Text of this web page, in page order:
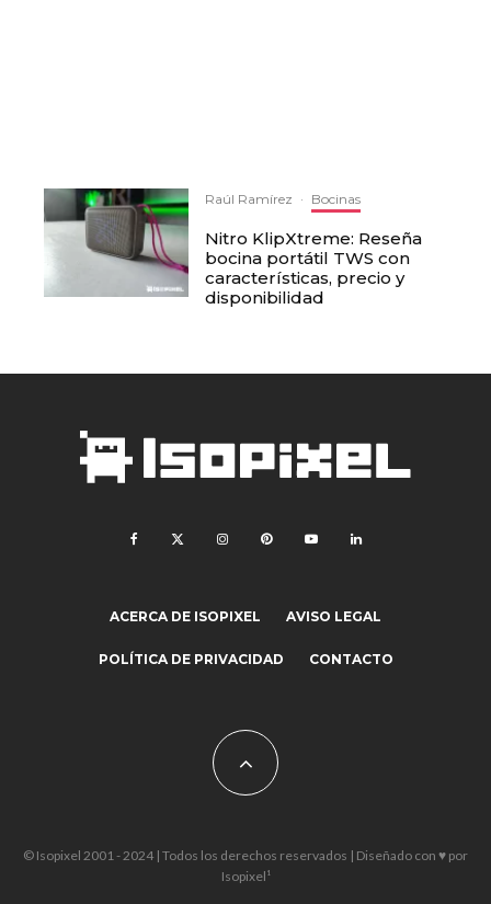
Raúl Ramírez · Bocinas
Nitro KlipXtreme: Reseña
bocina portátil TWS con
características, precio y
disponibilidad
ACERCA DE ISOPIXEL AVISO LEGAL
POLÍTICA DE PRIVACIDAD CONTACTO
© Isopixel 2001 - 2024 | Todos los derechos reservados | Diseñado con ♥ por
Isopixel¹